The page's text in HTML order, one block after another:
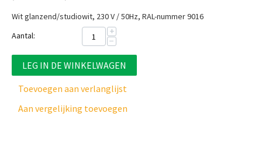
Wit glanzend/studiowit, 230 V / 50Hz, RAL-nummer 9016
Aantal:
+
−
LEG IN DE WINKELWAGEN
Toevoegen aan verlanglijst
Aan vergelijking toevoegen